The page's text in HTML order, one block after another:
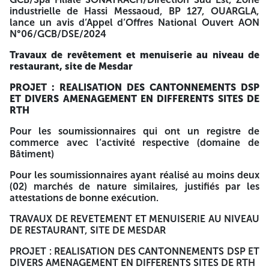
être accompagnées d’une caution de soumission à la
première demande d’un montant de Trois Cent Quatre-
Vingt Mille Dinars Algériens (380 000.00 DA), dont la durée
150 jours, assortie d’un délai supplémentaire de 30 jours
calendaires. Les plis seront ouverts en présence du ou des
à la séance d’ouverture Seront invités par (Fax, Téléphone,
E-mail). Les soumissionnaires resteront engagés par leur
offre pour une durée de 180 jours (Cent Quatre-Vingt
-=-=-=-
GCB Spa
Société Nationale de Génie Civil et Bâtiment
Direction Sud Est
BP n° 127 Zone Industrielle Hassi Messaoud
Fax : 029 74 64 23
industrielle de Hassi Messaoud, BP 127, OUARGLA,
lance un avis d’Appel d’Offres National Ouvert AON
N°06/GCB/DSE/2024
Travaux de revêtement et menuiserie au niveau de
restaurant, site de Mesdar
PROJET : REALISATION DES CANTONNEMENTS DSP
ET DIVERS AMENAGEMENT EN DIFFERENTS SITES DE
RTH
Pour les soumissionnaires qui ont un registre de
commerce avec l’activité respective (domaine de
Bâtiment)
Pour les soumissionnaires ayant réalisé au moins deux
(02) marchés de nature similaires, justifiés par les
attestations de bonne exécution.
TRAVAUX DE REVETEMENT ET MENUISERIE AU NIVEAU
DE RESTAURANT, SITE DE MESDAR
PROJET : REALISATION DES CANTONNEMENTS DSP ET
DIVERS AMENAGEMENT EN DIFFERENTS SITES DE RTH